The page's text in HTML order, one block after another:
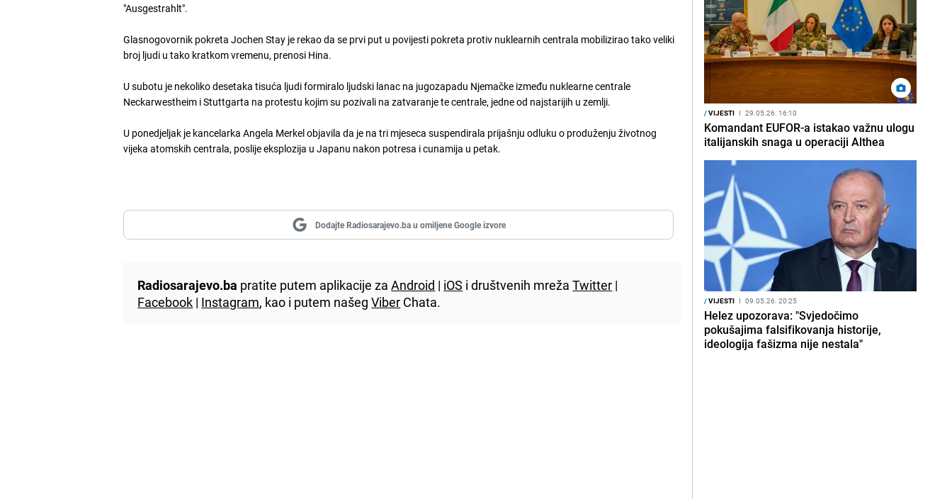
"Ausgestrahlt".
Glasnogovornik pokreta Jochen Stay je rekao da se prvi put u povijesti pokreta protiv nuklearnih centrala mobilizirao tako veliki
broj ljudi u tako kratkom vremenu, prenosi Hina.
U subotu je nekoliko desetaka tisuća ljudi formiralo ljudski lanac na jugozapadu Njemačke između nuklearne centrale
Neckarwestheim i Stuttgarta na protestu kojim su pozivali na zatvaranje te centrale, jedne od najstarijih u zemlji.
U ponedjeljak je kancelarka Angela Merkel objavila da je na tri mjeseca suspendirala prijašnju odluku o produženju životnog
vijeka atomskih centrala, poslije eksplozija u Japanu nakon potresa i cunamija u petak.
Dodajte Radiosarajevo.ba u omiljene Google izvore
Radiosarajevo.ba pratite putem aplikacije zaAndroid | iOS i društvenih mrežaTwitter |
Facebook | Instagram, kao i putem našegViber Chata.
/VIJESTI I 29.05.26. 16:10
Komandant EUFOR-a istakao važnu ulogu
italijanskih snaga u operaciji Althea
/VIJESTI I 09.05.26. 20:25
Helez upozorava: "Svjedočimo
pokušajima falsifikovanja historije,
ideologija fašizma nije nestala"